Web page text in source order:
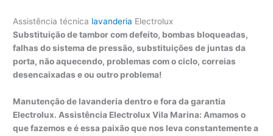
Assistência técnica lavanderia Electrolux
Substituição de tambor com defeito, bombas bloqueadas,
falhas do sistema de pressão, substituições de juntas da
porta, não aquecendo, problemas com o ciclo, correias
desencaixadas e ou outro problema!
Manutenção de lavanderia dentro e fora da garantia
Electrolux. Assistência Electrolux Vila Marina: Amamos o
que fazemos e é essa paixão que nos leva constantemente a